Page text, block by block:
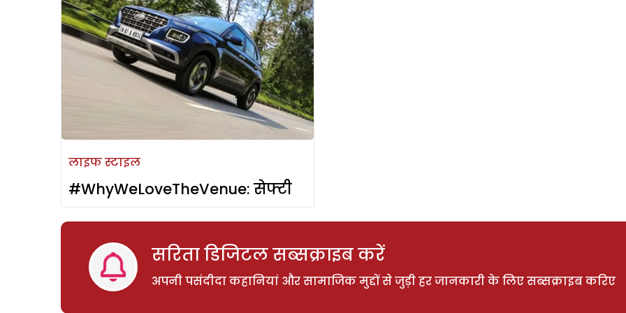
लाइफ स्टाइल
#WhyWeLoveTheVenue: सेफ्टी
सरिता डिजिटल सब्सक्राइब करें
अपनी पसंदीदा कहानियां और सामाजिक मुद्दों से जुड़ी हर जानकारी के लिए सब्सक्राइब करिए